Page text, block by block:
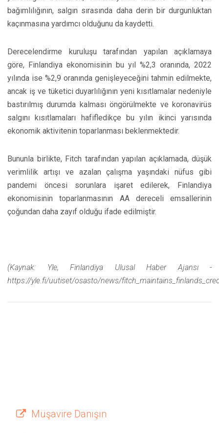
bağımlılığının, salgın sırasında daha derin bir durgunluktan
kaçınmasına yardımcı olduğunu da kaydetti.
Derecelendirme kuruluşu tarafından yapılan açıklamaya
göre, Finlandiya ekonomisinin bu yıl %2,3 oranında, 2022
yılında ise %2,9 oranında genişleyeceğini tahmin edilmekte,
ancak iş ve tüketici duyarlılığının yeni kısıtlamalar nedeniyle
bastırılmış durumda kalması öngörülmekte ve koronavirüs
salgını kısıtlamaları hafifledikçe bu yılın ikinci yarısında
ekonomik aktivitenin toparlanması beklenmektedir.
Bununla birlikte, Fitch tarafından yapılan açıklamada, düşük
verimlilik artışı ve azalan çalışma yaşındaki nüfus gibi
pandemi öncesi sorunlara işaret edilerek, Finlandiya
ekonomisinin toparlanmasının AA dereceli emsallerinin
çoğundan daha zayıf olduğu ifade edilmiştir.
(Kaynak: Yle, Finlandiya Ulusal Haber Ajansı -
https://yle.fi/uutiset/osasto/news/
Müşavire Danışın